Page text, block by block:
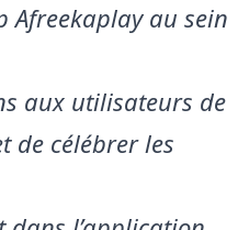
au sein
aux utilisateurs de
de célébrer les